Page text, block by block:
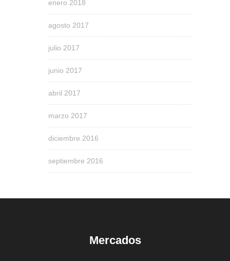
enero 2018
agosto 2017
julio 2017
junio 2017
abril 2017
marzo 2017
diciembre 2016
septiembre 2016
Mercados